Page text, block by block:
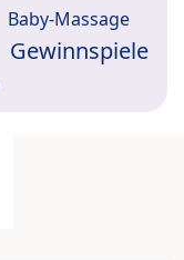
Baby-Massage
Gewinnspiele